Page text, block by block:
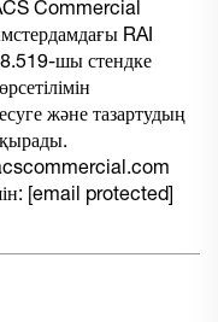
Commercial
RAI
шы стендке
және тазартудың
[email protected]